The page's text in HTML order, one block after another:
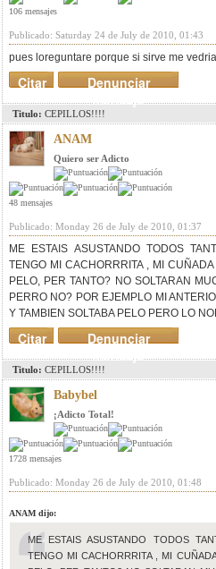
106 mensajes
Publicado: Saturday 24 de July de 2010, 01:43
pues loreguntare porque si sirve me
Denunciar
mensaje
Citar
Titulo: CEPILLOS!!!!
ANAM
Quiero ser Adicto
48 mensajes
Publicado: Monday 26 de July de 2010, 01:37
ME ESTAIS ASUSTANDO TODOS
TENGO MI CACHORRRITA , MI
PELO, PER TANTO? NO SOLTARAN
PERRO NO? POR EJEMPLO MI
Y TAMBIEN SOLTABA PELO PERO LO
Denunciar
mensaje
Citar
Titulo: CEPILLOS!!!!
Babybel
¡Adicto Total!
1728 mensajes
Publicado: Monday 26 de July de 2010, 01:48
ANAM dijo:
ME ESTAIS ASUSTANDO TODOS
TENGO MI CACHORRRITA , MI